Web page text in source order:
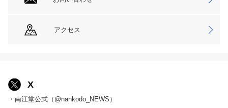
アクセス
X
・南江堂公式（@nankodo_NEWS）